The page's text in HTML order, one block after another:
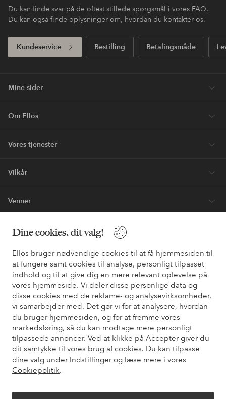
Dine cookies, dit valg!
Ellos bruger nødvendige cookies til at få hjemmesiden til
at fungere samt cookies til analyse, personligt tilpasset
indhold og til at give dig en mere relevant oplevelse på
vores hjemmeside. Vi deler disse personlige data og
disse cookies med de reklame- og analysevirksomheder,
vi samarbejder med. Det gør vi for at analysere, hvordan
du bruger hjemmesiden, og for at fremme vores
markedsføring, så du kan modtage mere personligt
tilpassede annoncer. Ved at klikke på Accepter giver du
dit samtykke til vores brug af cookies. Du kan tilpasse
dine valg under Indstillinger og læse mere i vores
Cookiepolitik.
Du kan finde svar på de oftest stillede spørgsmål i vores FAQ.
Du kan også finde oplysninger om, hvordan du kontakter os.
Kundeservice Bestilling Betalingsmåde
Mine sider
Om Ellos
Vores tjenester
Vilkår
Venner
Vil du vide mere om vores betalingsmuligheder?
elpy elpy
Danmark - Vælg land
Facebook Instagram Pinterest Youtube